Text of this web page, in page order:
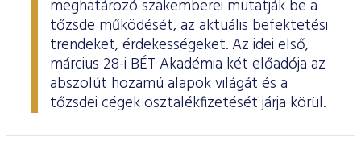
meghatározó szakemberei mutatják be a
tőzsde működését, az aktuális befektetési
trendeket, érdekességeket. Az idei első,
március 28-i BÉT Akadémia két előadója az
abszolút hozamú alapok világát és a
tőzsdei cégek osztalékfizetését járja körül.